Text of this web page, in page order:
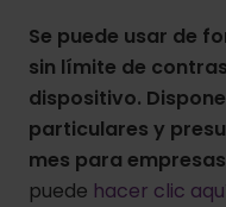
Se puede usar de
sin límite de
dispositivo.
particulares y
mes para
puede hacer clic